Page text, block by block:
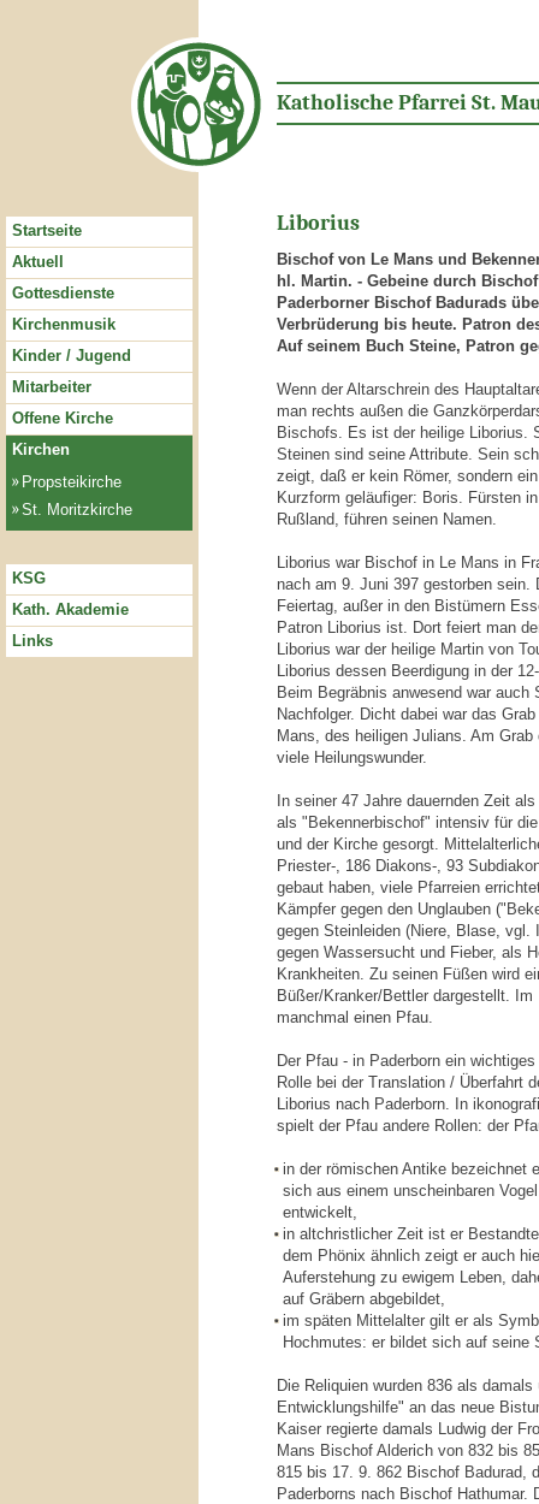
Katholische Pfarrei St.
Startseite
Aktuell
Gottesdienste
Kirchenmusik
Kinder / Jugend
Mitarbeiter
Offene Kirche
Kirchen
Propsteikirche
St. Moritzkirche
KSG
Kath. Akademie
Links
Liborius
Bischof von Le Mans und
hl. Martin. - Gebeine durch
Paderborner Bischof Badurads
Verbrüderung bis heute. Patron
Auf seinem Buch Steine, Patron
Wenn der Altarschrein des
man rechts außen die
Bischofs. Es ist der heilige Liborius.
Steinen sind seine Attribute. Sein
zeigt, daß er kein Römer, sondern
Kurzform geläufiger: Boris. Fürsten
Rußland, führen seinen Namen.
Liborius war Bischof in Le Mans in
nach am 9. Juni 397 gestorben sein.
Feiertag, außer in den Bistümern
Patron Liborius ist. Dort feiert man
Liborius war der heilige Martin von
Liborius dessen Beerdigung in der
Beim Begräbnis anwesend war
Nachfolger. Dicht dabei war das
Mans, des heiligen Julians. Am
viele Heilungswunder.
In seiner 47 Jahre dauernden Zeit
als "Bekennerbischof" intensiv für
und der Kirche gesorgt.
Priester-, 186 Diakons-, 93
gebaut haben, viele Pfarreien
Kämpfer gegen den Unglauben
gegen Steinleiden (Niere, Blase, vgl.
gegen Wassersucht und Fieber, als
Krankheiten. Zu seinen Füßen wird
Büßer/Kranker/Bettler dargestellt. Im
manchmal einen Pfau.
Der Pfau - in Paderborn ein
Rolle bei der Translation / Überfahrt
Liborius nach Paderborn. In
spielt der Pfau andere Rollen: der
in der römischen Antike bezeichnet
sich aus einem unscheinbaren
entwickelt,
in altchristlicher Zeit ist er
dem Phönix ähnlich zeigt er auch
Auferstehung zu ewigem Leben,
auf Gräbern abgebildet,
im späten Mittelalter gilt er als
Hochmutes: er bildet sich auf seine
Die Reliquien wurden 836 als
Entwicklungshilfe" an das neue
Kaiser regierte damals Ludwig der
Mans Bischof Alderich von 832 bis
815 bis 17. 9. 862 Bischof Badurad,
Paderborns nach Bischof Hathumar.